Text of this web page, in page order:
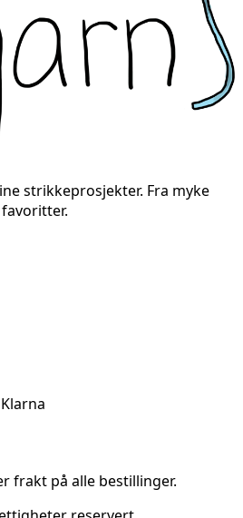
strikkeprosjekter. Fra myke
Klarna
frakt på alle bestillinger.